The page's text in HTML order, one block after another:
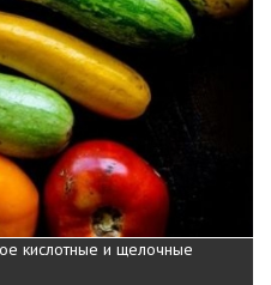
кислотные и щелочные